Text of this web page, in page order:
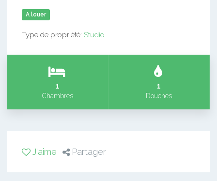
A louer
Type de propriété: Studio
1
Chambres
1
Douches
J'aime Partager